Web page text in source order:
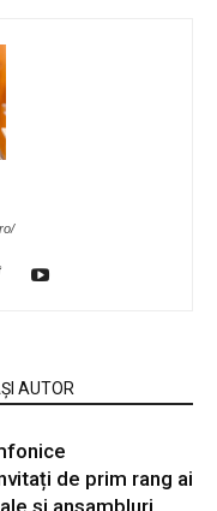
AUTOR
de prim rang ai
și ansambluri